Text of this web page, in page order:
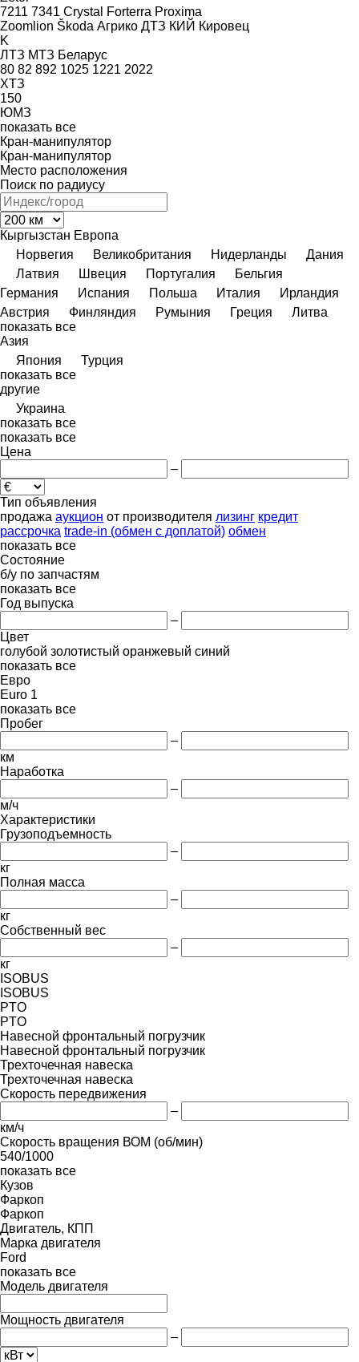
7211 7341 Crystal Forterra Proxima
Zoomlion Škoda Агрико ДТЗ КИЙ Кировец
K
ЛТЗ МТЗ Беларус
80 82 892 1025 1221 2022
ХТЗ
150
ЮМЗ
показать все
Кран-манипулятор
Кран-манипулятор
Место расположения
Поиск по радиусу
Кыргызстан Европа
Норвегия
Великобритания Нидерланды
Дания
Латвия
Швеция Португалия
Бельгия
Германия
Испания Польша Италия
Ирландия
Австрия
Финляндия Румыния Греция
Литва
показать все
Азия
Япония
Турция
показать все
другие
Украина
показать все
показать все
Цена
–
Тип объявления
продажа аукцион от производителя лизинг кредит
рассрочка trade-in (обмен с доплатой) обмен
показать все
Состояние
б/у по запчастям
показать все
Год выпуска
–
Цвет
голубой золотистый оранжевый синий
показать все
Евро
Euro 1
показать все
Пробег
–
км
Наработка
–
м/ч
Характеристики
Грузоподъемность
–
кг
Полная масса
–
кг
Собственный вес
–
кг
ISOBUS
ISOBUS
PTO
PTO
Навесной фронтальный погрузчик
Навесной фронтальный погрузчик
Трехточечная навеска
Трехточечная навеска
Скорость передвижения
–
км/ч
Скорость вращения ВОМ (об/мин)
540/1000
показать все
Кузов
Фаркоп
Фаркоп
Двигатель, КПП
Марка двигателя
Ford
показать все
Модель двигателя
Мощность двигателя
–